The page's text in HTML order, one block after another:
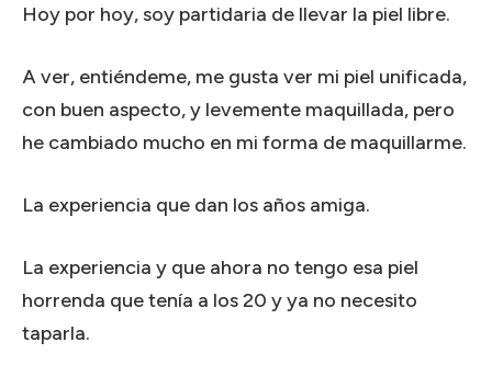
Hoy por hoy, soy partidaria de llevar la piel libre.
A ver, entiéndeme, me gusta ver mi piel unificada,
con buen aspecto, y levemente maquillada, pero
he cambiado mucho en mi forma de maquillarme.
La experiencia que dan los años amiga.
La experiencia y que ahora no tengo esa piel
horrenda que tenía a los 20 y ya no necesito
taparla.